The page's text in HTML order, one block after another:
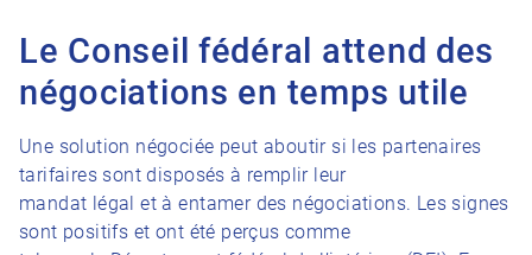
Le Conseil fédéral attend des
négociations en temps utile
Une solution négociée peut aboutir si les partenaires
tarifaires sont disposés à remplir leur
mandat légal et à entamer des négociations. Les signes
sont positifs et ont été perçus comme